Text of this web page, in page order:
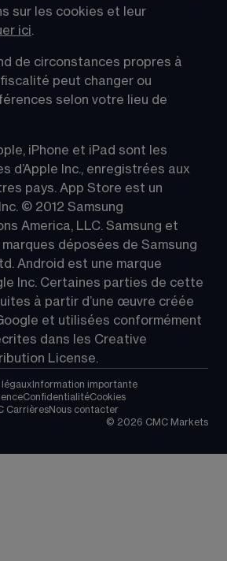
sur les cookies et leur
ici.
de circonstances propres à
peut changer ou
selon votre lieu de
iPhone et iPad sont les
d’Apple Inc., enregistrées aux
pays. App Store est un
© 2012 Samsung
America, LLC. Samsung et
déposées de Samsung
Android est une marque
Inc. Certaines parties de cette
à partir d’une œuvre créée
et utilisées conformément
dans les Creative
License.
légaux Information importante
ConfidentialitéCookies
CarrièresNous contacter
© 2026 CMC Markets